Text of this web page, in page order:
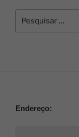
Endereço: